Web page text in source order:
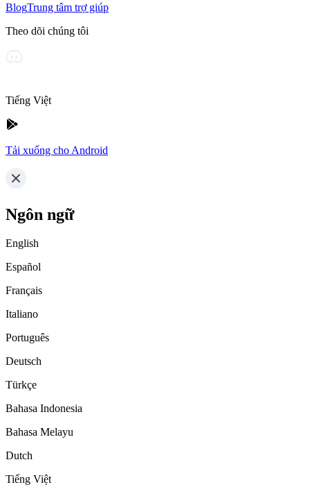
BlogTrung tâm trợ giúp
Theo dõi chúng tôi
Tiếng Việt
Tải xuống cho Android
Ngôn ngữ
English
Español
Français
Italiano
Português
Deutsch
Türkçe
Bahasa Indonesia
Bahasa Melayu
Dutch
Tiếng Việt